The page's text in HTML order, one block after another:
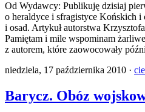
Od Wydawcy: Publikuję dzisiaj
o heraldyce i sfragistyce Końskich
i osad. Artykuł autorstwa
Pamiętam i mile wspominam
z autorem, które zaowocowały
niedziela, 17 października 2010 ·
Barycz. Obóz